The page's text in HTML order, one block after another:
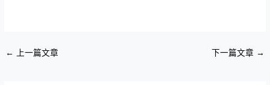
← 上一篇文章 下一篇文章 →